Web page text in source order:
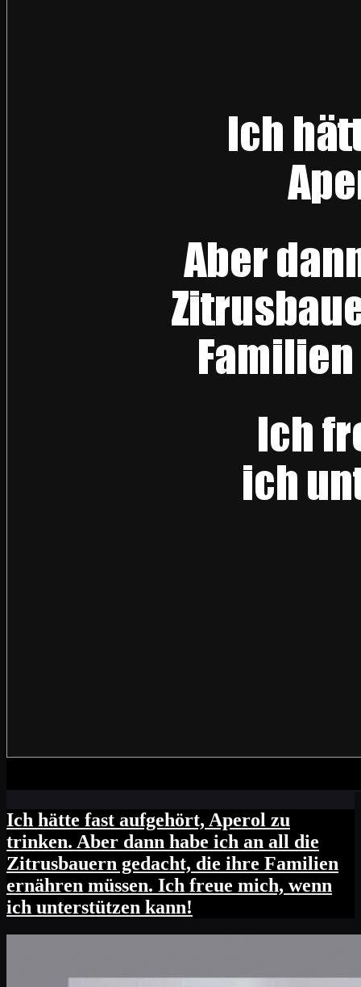
Ich hätte fast aufgehört, Aperol zu
trinken. Aber dann habe ich an all die
Zitrusbauern gedacht, die ihre Familien
ernähren müssen. Ich freue mich, wenn
ich unterstützen kann!